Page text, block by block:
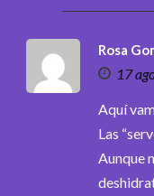
Rosa
17
Aquí
Las
Aunque